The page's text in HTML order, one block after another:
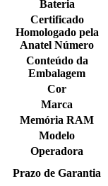
Bateria
Certificado
Homologado pela
Anatel Número
Conteúdo da
Embalagem
Cor
Marca
Memória RAM
Modelo
Operadora
Prazo de Garantia